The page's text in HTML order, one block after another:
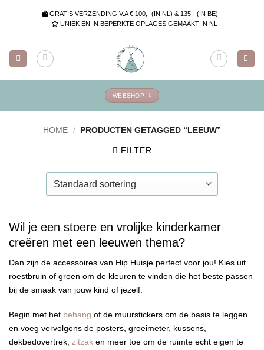
GRATIS VERZENDING V.A € 100,- (IN NL) & 135,- (IN BE)
UNIEK EN IN BEPERKTE OPLAGES GEMAAKT IN NL
WEBSHOP
HOME / PRODUCTEN GETAGGED “LEEUW”
FILTER
Wil je een stoere en vrolijke kinderkamer
creëren met een leeuwen thema?
Dan zijn de accessoires van Hip Huisje perfect voor jou! Kies uit
roestbruin of groen om de kleuren te vinden die het beste passen
bij de smaak van jouw kind of jezelf.
Begin met het behang of de muurstickers om de basis te leggen
en voeg vervolgens de posters, groeimeter, kussens,
dekbedovertrek, zitzak en meer toe om de ruimte echt eigen te